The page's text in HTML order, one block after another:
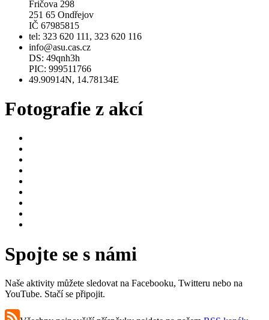
Fričova 298
251 65 Ondřejov
IČ 67985815
tel: 323 620 111, 323 620 116
info@asu.cas.cz
DS: 49qnh3h
PIC: 999511766
49.90914N, 14.78134E
Fotografie z akcí
Spojte se s námi
Naše aktivity můžete sledovat na Facebooku, Twitteru nebo na
YouTube. Stačí se připojit.